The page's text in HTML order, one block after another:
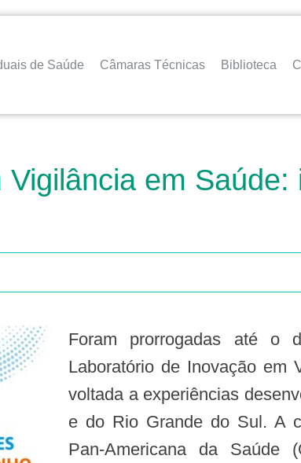
de Saúde Câmaras Técnicas Biblioteca
em
Foram prorrogadas até
Laboratório de Inovação em
voltada a experiências
e do Rio Grande do Sul. A
Pan-Americana da Saúde